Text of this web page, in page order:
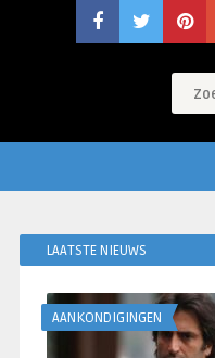
LAATSTE NIEUWS
AANKONDIGINGEN